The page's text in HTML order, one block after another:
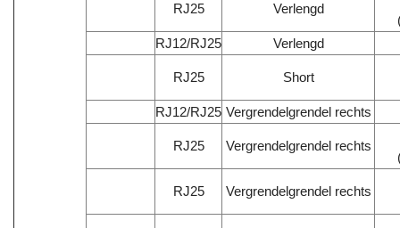
RJ25 Verlengd
RJ12/RJ25
Verlengd
RJ25 Short
RJ12/RJ25 Vergrendelgrendel rechts
RJ25 Vergrendelgrendel rechts
RJ25 Vergrendelgrendel rechts